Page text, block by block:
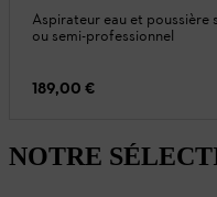
Aspirateur eau et poussière
ou semi-professionnel
189,00 €
NOTRE